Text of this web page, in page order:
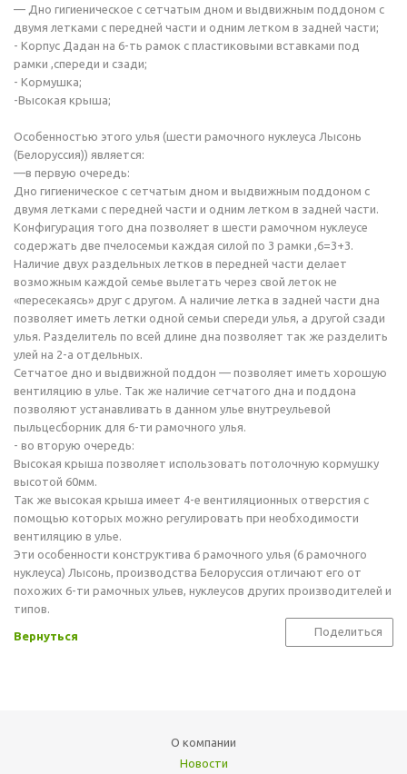
— Дно гигиеническое с сетчатым дном и выдвижным поддоном с
двумя летками с передней части и одним летком в задней части;
- Корпус Дадан на 6-ть рамок с пластиковыми вставками под
рамки ,спереди и сзади;
- Кормушка;
-Высокая крыша;
Особенностью этого улья (шести рамочного нуклеуса Лысонь
(Белоруссия)) является:
—в первую очередь:
Дно гигиеническое с сетчатым дном и выдвижным поддоном с
двумя летками с передней части и одним летком в задней части.
Конфигурация того дна позволяет в шести рамочном нуклеусе
содержать две пчелосемьи каждая силой по 3 рамки ,6=3+3.
Наличие двух раздельных летков в передней части делает
возможным каждой семье вылетать через свой леток не
«пересекаясь» друг с другом. А наличие летка в задней части дна
позволяет иметь летки одной семьи спереди улья, а другой сзади
улья. Разделитель по всей длине дна позволяет так же разделить
улей на 2-а отдельных.
Сетчатое дно и выдвижной поддон — позволяет иметь хорошую
вентиляцию в улье. Так же наличие сетчатого дна и поддона
позволяют устанавливать в данном улье внутреульевой
пыльцесборник для 6-ти рамочного улья.
- во вторую очередь:
Высокая крыша позволяет использовать потолочную кормушку
высотой 60мм.
Так же высокая крыша имеет 4-е вентиляционных отверстия с
помощью которых можно регулировать при необходимости
вентиляцию в улье.
Эти особенности конструктива 6 рамочного улья (6 рамочного
нуклеуса) Лысонь, производства Белоруссия отличают его от
похожих 6-ти рамочных ульев, нуклеусов других производителей и
типов.
Вернуться Поделиться
О компании
Новости